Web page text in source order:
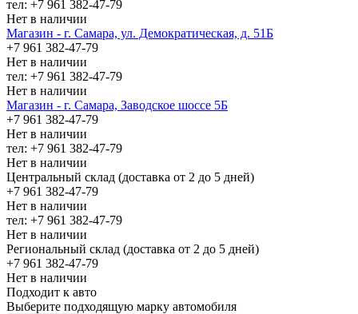
тел: +7 961 382-47-79
Нет в наличии
Магазин - г. Самара, ул. Демократическая, д. 51Б
+7 961 382-47-79
Нет в наличии
тел: +7 961 382-47-79
Нет в наличии
Магазин - г. Самара, Заводское шоссе 5Б
+7 961 382-47-79
Нет в наличии
тел: +7 961 382-47-79
Нет в наличии
Центральный склад (доставка от 2 до 5 дней)
+7 961 382-47-79
Нет в наличии
тел: +7 961 382-47-79
Нет в наличии
Региональный склад (доставка от 2 до 5 дней)
+7 961 382-47-79
Нет в наличии
Подходит к авто
Выберите подходящую марку автомобиля